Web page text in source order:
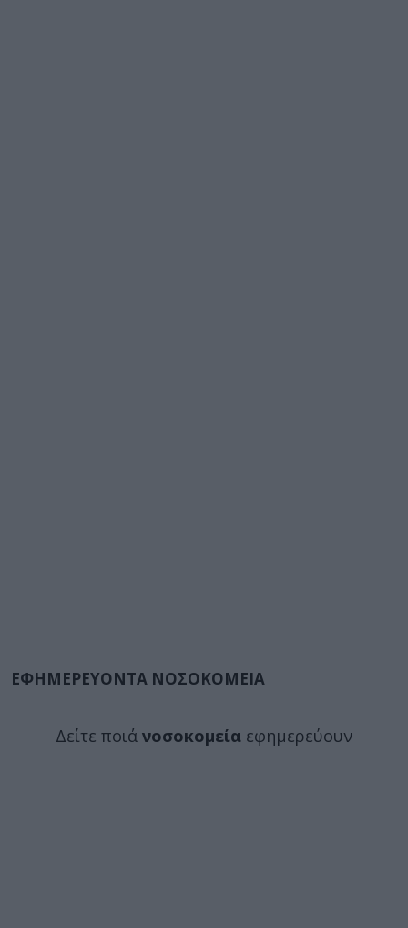
ΕΦΗΜΕΡΕΥΟΝΤΑ ΝΟΣΟΚΟΜΕΙΑ
Δείτε ποιά νοσοκομεία εφημερεύουν